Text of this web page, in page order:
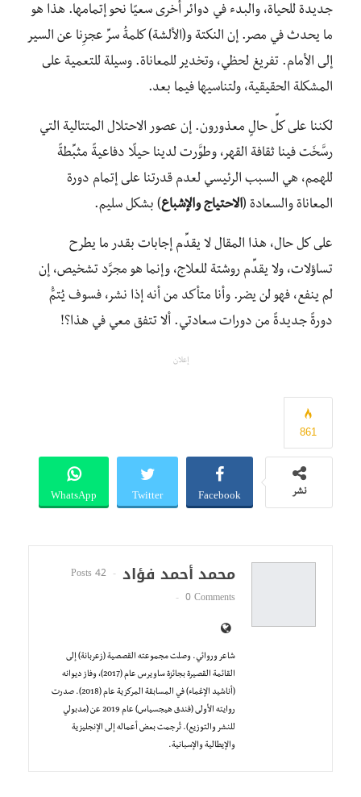
جديدة للحياة، والبدء في دوائر أخرى سعيًا نحو إتمامها. هذا هو
ما يحدث في مصر. إن النكتة و(الألشة) كلمةُ سرِّ عجزِنا عن السير
إلى الأمام. تفريغ لحظي، وتخدير للمعاناة. وسيلة للتعمية على
المشكلة الحقيقية، ولتناسيها فيما بعد.
لكننا على كلِّ حالٍ معذورون. إن عصور الاحتلال المتتالية التي
رسَّخَت فينا ثقافة القهر، وطوَّرت لدينا حيلًا دفاعيةً مثبِّطةً
للهمم، هي السبب الرئيسي لعدم قدرتنا على إتمام دورة
المعاناة والسعادة (الاحتياج والإشباع) بشكل سليم.
على كل حال، هذا المقال لا يقدِّم إجابات بقدر ما يطرح
تساؤلات، ولا يقدِّم روشتة للعلاج، وإنما هو مجرَّد تشخيص، إن
لم ينفع، فهو لن يضر. وأنا متأكد من أنه إذا نشر، فسوف يُتمُّ
دورةً جديدةً من دورات سعادتي. ألا تتفق معي في هذا؟!
إعلان
861
نشر Facebook
Twitter
WhatsApp
محمد أحمد فؤاد
42 Posts
0 Comments
شاعر وروائي. وصلت مجموعته القصصية (زعربانة) إلى
القائمة القصيرة بجائزة ساويرس عام (2017)، وفاز ديوانه
(أناشيد الإغماء) في المسابقة المركزية عام (2018). صدرت
روايته الأولى (فندق هيجسياس) عام 2019 عن (مدبولي
للنشر والتوزيع). تُرجمت بعض أعماله إلى الإنجليزية
والإيطالية والإسبانية.